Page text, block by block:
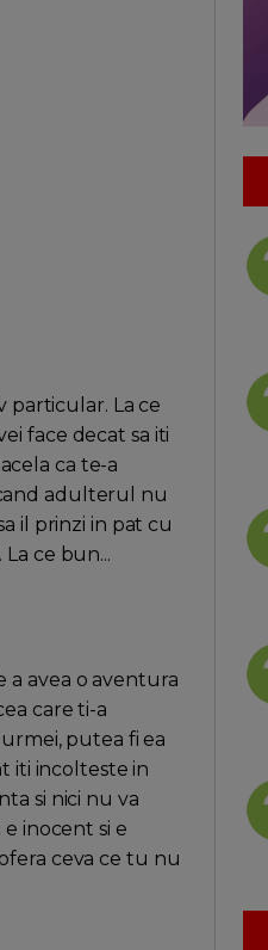
La ce
face decat sa iti
ca te-a
adulterul nu
il prinzi in pat cu
ce bun...
a avea o aventura
care ti-a
putea fi ea
iti incolteste in
si nici nu va
inocent si e
ceva ce tu nu